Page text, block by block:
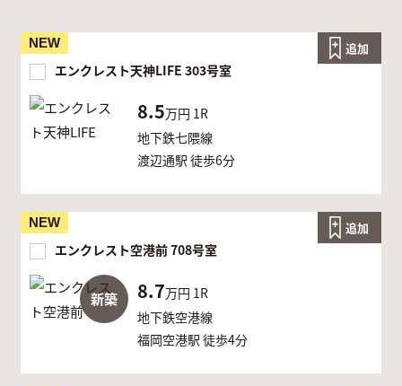
NEW
エンクレスト天神LIFE 303号室
8.5万円 1R
地下鉄七隈線
渡辺通駅 徒歩6分
追加
NEW
新築
エンクレスト空港前 708号室
8.7万円 1R
地下鉄空港線
福岡空港駅 徒歩4分
追加